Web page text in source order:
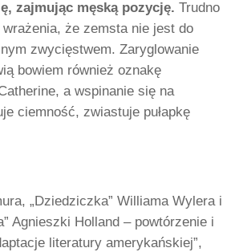
zajmując męską pozycję. Trudno
że zemsta nie jest do
zwycięstwem. Zaryglowanie
bowiem również oznakę
a wspinanie się na
ciemność, zwiastuje pułapkę
„Dziedziczka” Williama Wylera i
Agnieszki Holland – powtórzenie i
literatury amerykańskiej”,